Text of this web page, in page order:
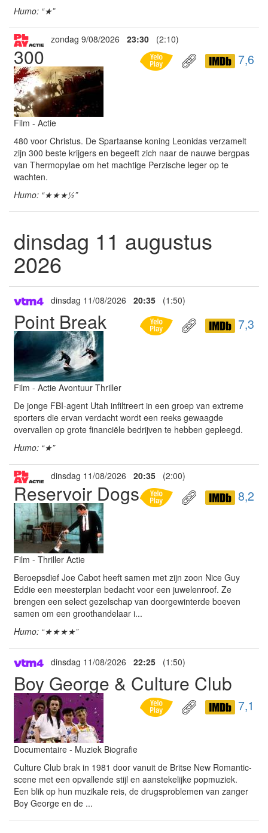
Humo: “★”
zondag 9/08/2026 23:30 (2:10)
300 7,6
Film - Actie
480 voor Christus. De Spartaanse koning Leonidas verzamelt
zijn 300 beste krijgers en begeeft zich naar de nauwe bergpas
van Thermopylae om het machtige Perzische leger op te
wachten.
Humo: “★★★½”
dinsdag 11 augustus
2026
dinsdag 11/08/2026 20:35 (1:50)
Point Break 7,3
Film - Actie Avontuur Thriller
De jonge FBI-agent Utah infiltreert in een groep van extreme
sporters die ervan verdacht wordt een reeks gewaagde
overvallen op grote financiële bedrijven te hebben gepleegd.
Humo: “★”
dinsdag 11/08/2026 20:35 (2:00)
Reservoir Dogs 8,2
Film - Thriller Actie
Beroepsdief Joe Cabot heeft samen met zijn zoon Nice Guy
Eddie een meesterplan bedacht voor een juwelenroof. Ze
brengen een select gezelschap van doorgewinterde boeven
samen om een groothandelaar i...
Humo: “★★★★”
dinsdag 11/08/2026 22:25 (1:50)
Boy George & Culture Club
7,1
Documentaire - Muziek Biografie
Culture Club brak in 1981 door vanuit de Britse New Romantic-
scene met een opvallende stijl en aanstekelijke popmuziek.
Een blik op hun muzikale reis, de drugsproblemen van zanger
Boy George en de ...